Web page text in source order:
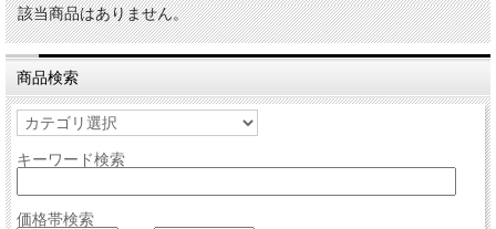
該当商品はありません。
商品検索
キーワード検索
価格帯検索